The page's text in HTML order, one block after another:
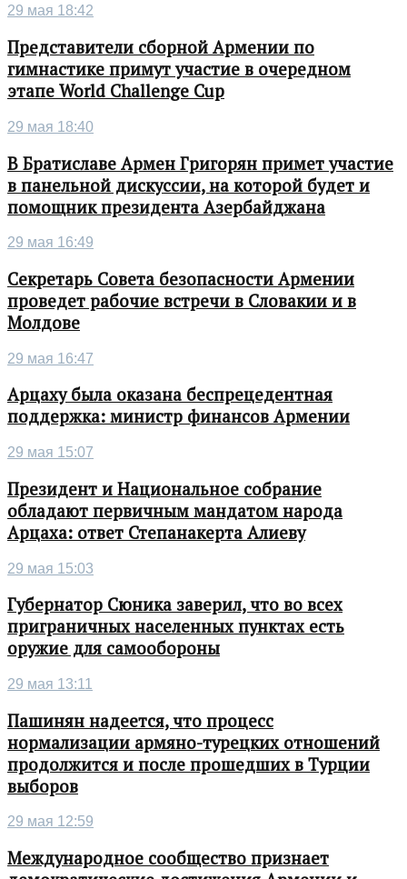
29 мая 18:42
Представители сборной Армении по
гимнастике примут участие в очередном
этапе World Challenge Cup
29 мая 18:40
В Братиславе Армен Григорян примет участие
в панельной дискуссии, на которой будет и
помощник президента Азербайджана
29 мая 16:49
Секретарь Совета безопасности Армении
проведет рабочие встречи в Словакии и в
Молдове
29 мая 16:47
Арцаху была оказана беспрецедентная
поддержка: министр финансов Армении
29 мая 15:07
Президент и Национальное собрание
обладают первичным мандатом народа
Арцаха: ответ Степанакерта Алиеву
29 мая 15:03
Губернатор Сюника заверил, что во всех
приграничных населенных пунктах есть
оружие для самообороны
29 мая 13:11
Пашинян надеется, что процесс
нормализации армяно-турецких отношений
продолжится и после прошедших в Турции
выборов
29 мая 12:59
Международное сообщество признает